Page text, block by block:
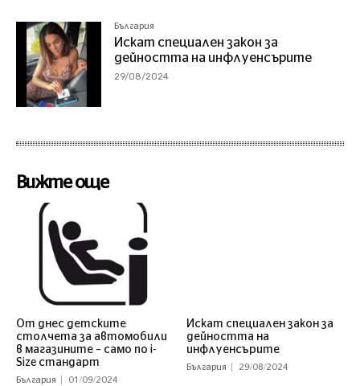
България
Искат специален закон за
дейността на инфлуенсърите
29/08/2024
Вижте още
От днес детските
столчета за автомобили
в магазините – само по i-
Size стандарт
България 01/09/2024
Искат специален закон за
дейността на
инфлуенсърите
България 29/08/2024